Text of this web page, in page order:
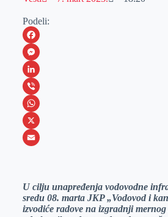
Podeli:
F
a
c
e
b
o
M
e
s
s
e
e
r
L
i
n
k
I
n
V
i
b
W
h
s
A
X
a
i
U cilju unapređenja vodovodne
sredu 08. marta JKP „Vodovod i
izvodiće radove na izgradnji